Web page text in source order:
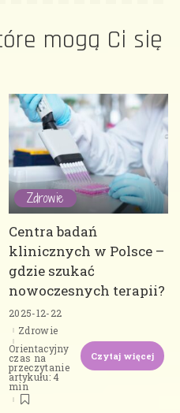
mogą Ci się
Zdrowie
Centra badań
klinicznych w Polsce –
gdzie szukać
nowoczesnych terapii?
2025-12-22
Zdrowie
Orientacyjny
czas na
przeczytanie
artykułu: 4
min
Czytaj więcej